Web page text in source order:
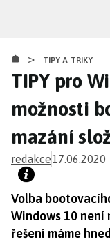
obsahu
> TIPY A TRIKY
TIPY pro
možnosti
mazání
redakce17.06.2020
Volba
Windows 10 není
řešení máme